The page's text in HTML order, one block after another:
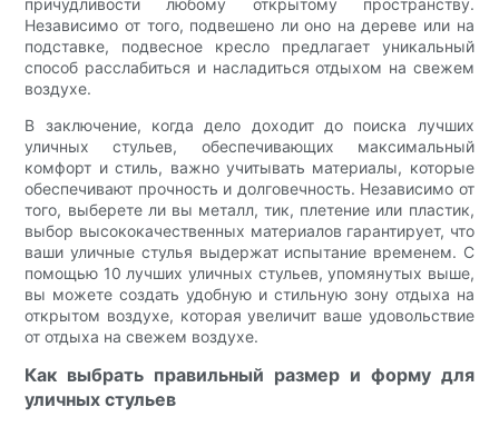
причудливости любому открытому пространству.
Независимо от того, подвешено ли оно на дереве или на
подставке, подвесное кресло предлагает уникальный
способ расслабиться и насладиться отдыхом на свежем
воздухе.
В заключение, когда дело доходит до поиска лучших
уличных стульев, обеспечивающих максимальный
комфорт и стиль, важно учитывать материалы, которые
обеспечивают прочность и долговечность. Независимо от
того, выберете ли вы металл, тик, плетение или пластик,
выбор высококачественных материалов гарантирует, что
ваши уличные стулья выдержат испытание временем. С
помощью 10 лучших уличных стульев, упомянутых выше,
вы можете создать удобную и стильную зону отдыха на
открытом воздухе, которая увеличит ваше удовольствие
от отдыха на свежем воздухе.
Как выбрать правильный размер и форму для
уличных стульев